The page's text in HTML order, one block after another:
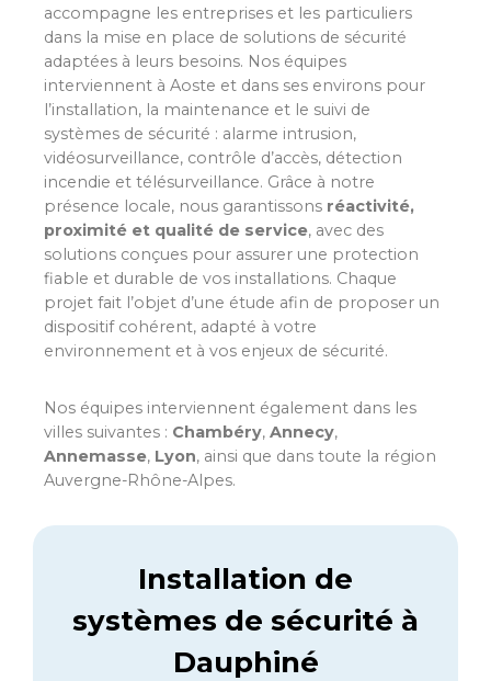
accompagne les entreprises et les particuliers
dans la mise en place de solutions de sécurité
adaptées à leurs besoins. Nos équipes
interviennent à Aoste et dans ses environs pour
l’installation, la maintenance et le suivi de
systèmes de sécurité : alarme intrusion,
vidéosurveillance, contrôle d’accès, détection
incendie et télésurveillance. Grâce à notre
présence locale, nous garantissons réactivité,
proximité et qualité de service, avec des
solutions conçues pour assurer une protection
fiable et durable de vos installations. Chaque
projet fait l’objet d’une étude afin de proposer un
dispositif cohérent, adapté à votre
environnement et à vos enjeux de sécurité.
Nos équipes interviennent également dans les
villes suivantes : Chambéry, Annecy,
Annemasse, Lyon, ainsi que dans toute la région
Auvergne-Rhône-Alpes.
Installation de
systèmes de sécurité à
Dauphiné